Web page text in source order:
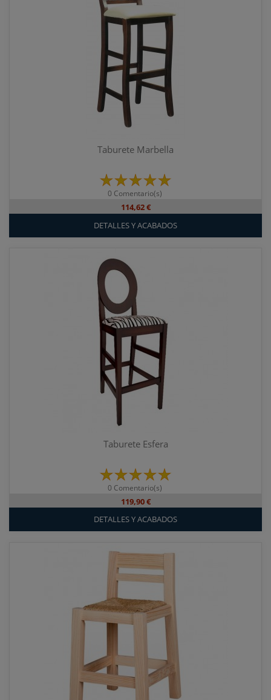
Taburete Marbella
0 Comentario(s)
114,62 €
DETALLES Y ACABADOS
Taburete Esfera
0 Comentario(s)
119,90 €
DETALLES Y ACABADOS